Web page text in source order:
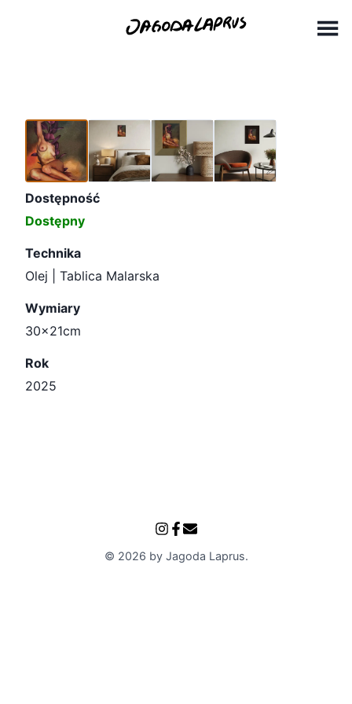
Dostępność
Dostępny
Technika
Olej | Tablica Malarska
Wymiary
30x21cm
Rok
2025
© 2026 by Jagoda Laprus.